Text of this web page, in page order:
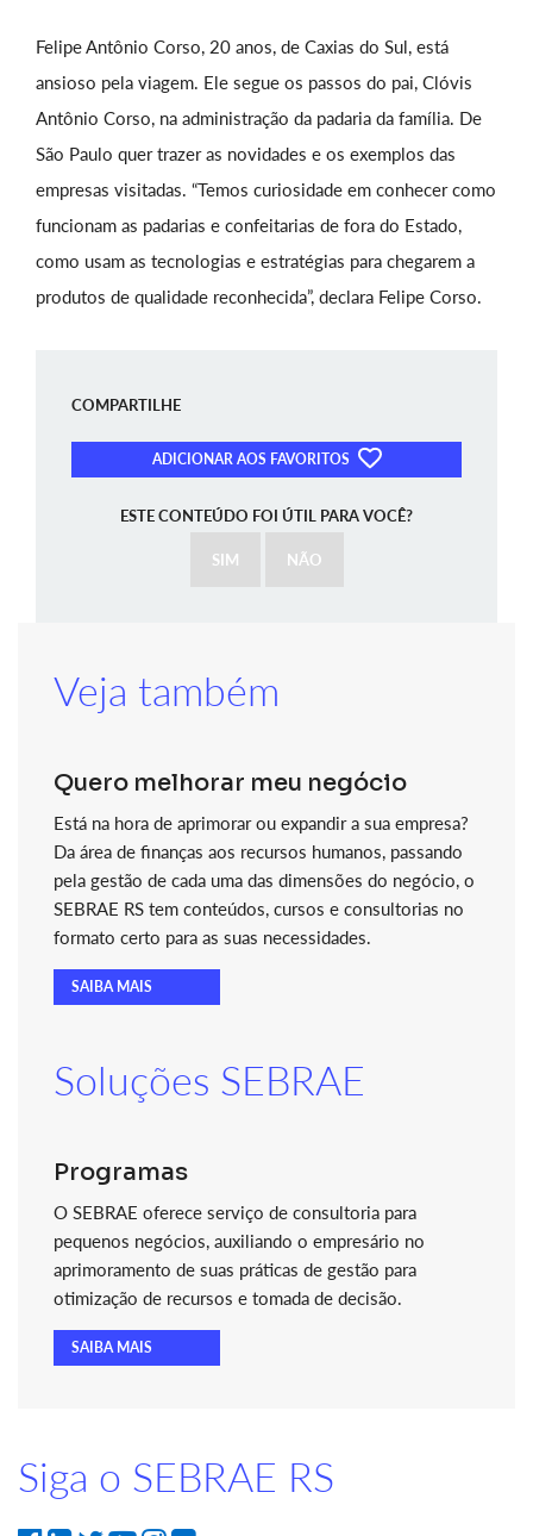
Felipe Antônio Corso, 20 anos, de Caxias do Sul, está
ansioso pela viagem. Ele segue os passos do pai, Clóvis
Antônio Corso, na administração da padaria da família. De
São Paulo quer trazer as novidades e os exemplos das
empresas visitadas. “Temos curiosidade em conhecer como
funcionam as padarias e confeitarias de fora do Estado,
como usam as tecnologias e estratégias para chegarem a
produtos de qualidade reconhecida”, declara Felipe Corso.
COMPARTILHE
ADICIONAR AOS FAVORITOS
ESTE CONTEÚDO FOI ÚTIL PARA VOCÊ?
SIM NÃO
Veja também
Quero melhorar meu negócio
Está na hora de aprimorar ou expandir a sua empresa?
Da área de finanças aos recursos humanos, passando
pela gestão de cada uma das dimensões do negócio, o
SEBRAE RS tem conteúdos, cursos e consultorias no
formato certo para as suas necessidades.
SAIBA MAIS
Soluções SEBRAE
Programas
O SEBRAE oferece serviço de consultoria para
pequenos negócios, auxiliando o empresário no
aprimoramento de suas práticas de gestão para
otimização de recursos e tomada de decisão.
SAIBA MAIS
Siga o SEBRAE RS